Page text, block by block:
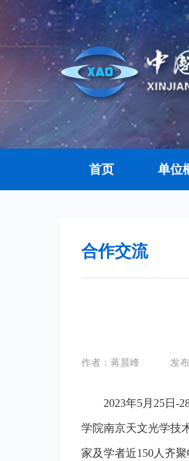
首页 单位
合作交流
作者：蒋晨峰 发
2023年5月 25日-
学院南京天文光学技
家及学者近150人齐